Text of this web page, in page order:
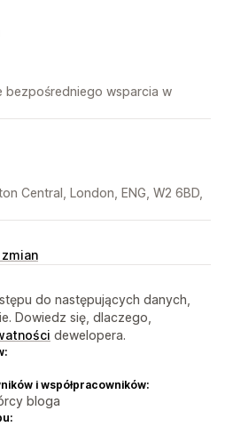
bezpośredniego wsparcia w
Central, London, ENG, W2 6BD,
do następujących danych,
Dowiedz się, dlaczego,
dewelopera.
i współpracowników:
bloga